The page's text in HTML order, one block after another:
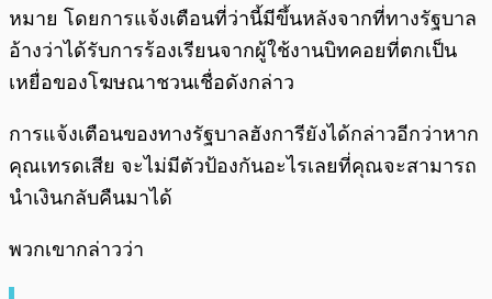
หมาย โดยการแจ้งเตือนที่ว่านี้มีขึ้นหลังจากที่ทางรัฐบาล
อ้างว่าได้รับการร้องเรียนจากผู้ใช้งานบิทคอยที่ตกเป็น
เหยื่อของโฆษณาชวนเชื่อดังกล่าว
การแจ้งเตือนของทางรัฐบาลฮังการียังได้กล่าวอีกว่าหาก
คุณเทรดเสีย จะไม่มีตัวป้องกันอะไรเลยที่คุณจะสามารถ
นำเงินกลับคืนมาได้
พวกเขากล่าวว่า